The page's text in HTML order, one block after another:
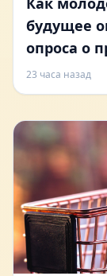
будущее
опроса о
23 часа назад